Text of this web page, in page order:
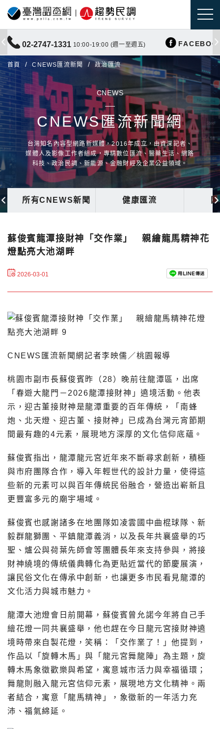
02-2747-1331 10:00-19:00 (週一至週五)
首頁 CNEWS匯流新聞 政治匯流
CNEWS
CNEWS匯流新聞網
台灣知名內容型網路新媒體，2016年成立，由資深記者、
媒體人及影像工作者組成，專精數位匯流、醫藥生活、網路
科技、政治民調、新能源、金融財經及企業公益領域。
所有CNEWS新聞 健康匯流
蘇俊賓龍潭接財神「交作業」 親繪龍馬精神花
燈點亮大池湖畔
2026-03-01
CNEWS匯流新聞網記者李映儒／桃園報導
桃園市副市長蘇俊賓昨（28）晚前往龍潭區，出席
「春遊大龍門－2026龍潭接財神」遶境活動。他表
示，迎古董接財神是龍潭重要的百年傳統，「南蜂
炮、北天燈、迎古董、接財神」已成為台灣元宵節期
間最有趣的4元素，展現地方深厚的文化信仰底蘊。
蘇俊賓指出，龍潭龍元宮近年來不斷尋求創新，積極
與市府團隊合作，導入年輕世代的設計力量，使得這
些新的元素可以與百年傳統民俗融合，營造出嶄新且
更豐富多元的廟宇場域。
蘇俊賓也感謝諸多在地團隊如凌雲國中曲棍球隊、新
毅群龍獅團、平鎮龍潭義消，以及長年共襄盛舉的巧
聖、爐公與荷葉先師會等團體長年來支持參與，將接
財神繞境的傳統儀典轉化為更貼近當代的節慶展演，
讓民俗文化在傳承中創新，也讓更多市民看見龍潭的
文化活力與城市魅力。
龍潭大池燈會日前開幕，蘇俊賓曾允諾今年將自己手
繪花燈一同共襄盛舉，他也趕在今日龍元宮接財神遶
境時帶來自製花燈，笑稱：「交作業了！」他提到，
作品以「旋轉木馬」與「龍元宮舞龍陣」為主題，旋
轉木馬象徵歡樂與希望，寓意城市活力與幸福循環；
舞龍則融入龍元宮信仰元素，展現地方文化精神。兩
者結合，寓意「龍馬精神」，象徵新的一年活力充
沛、福氣綿延。